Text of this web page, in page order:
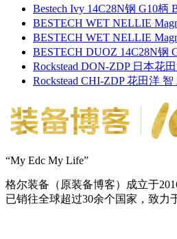
Bestech Ivy 14C28N钢 G10柄
BESTECH WET NELLIE
BESTECH WET NELLIE
BESTECH DUOZ 14C28N钢
Rockstead DON-ZDP 日本花
Rockstead CHI-ZDP 花田洋
“My Edc My Life”
格尔装备（原装备博客）成立于
已销往全球超过30余个国家，致力